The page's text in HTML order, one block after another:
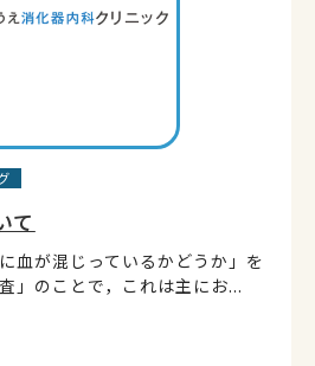
て
血が混じっているかどうか」を
」のことで，これは主にお...